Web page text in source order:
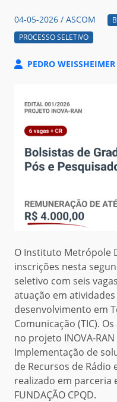
04-05-2026 / ASCOM
PROCESSO SELETIVO
PEDRO
O Instituto Metrópole
inscrições nesta
seletivo com seis
atuação em
desenvolvimento em
Comunicação (TIC).
no projeto INOVA-
Implementação de
de Recursos de Rádio
realizado em parceria
FUNDAÇÃO CPQD.